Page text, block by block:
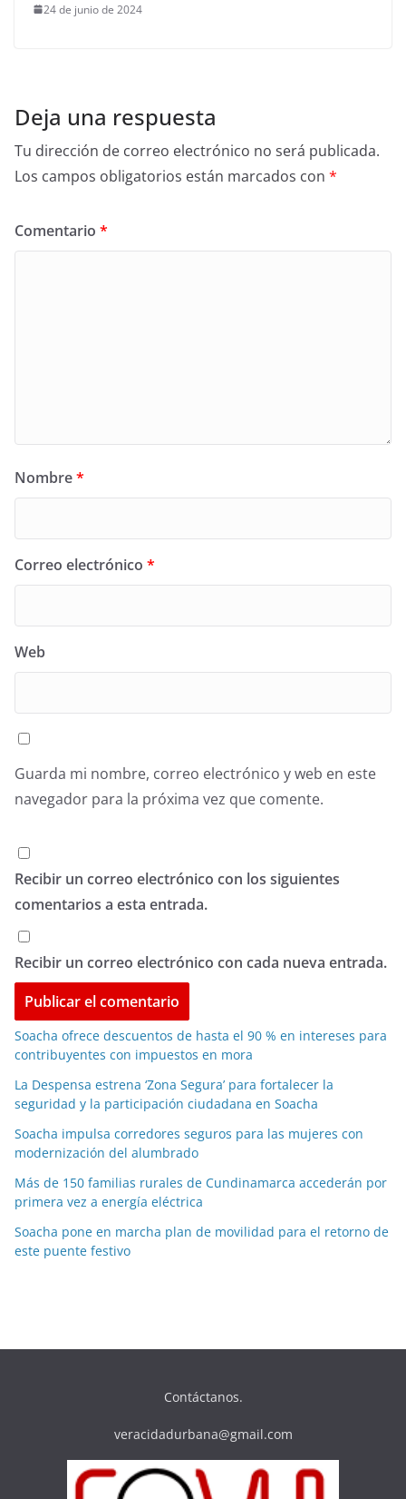
24 de junio de 2024
Deja una respuesta
Tu dirección de correo electrónico no será publicada.
Los campos obligatorios están marcados con *
Comentario *
Nombre*
Correo electrónico *
Web
Guarda mi nombre, correo electrónico y web en este
navegador para la próxima vez que comente.
Recibir un correo electrónico con los siguientes
comentarios a esta entrada.
Recibir un correo electrónico con cada nueva entrada.
Soacha ofrece descuentos de hasta el 90 % en intereses para
contribuyentes con impuestos en mora
La Despensa estrena ‘Zona Segura’ para fortalecer la
seguridad y la participación ciudadana en Soacha
Soacha impulsa corredores seguros para las mujeres con
modernización del alumbrado
Más de 150 familias rurales de Cundinamarca accederán por
primera vez a energía eléctrica
Soacha pone en marcha plan de movilidad para el retorno de
este puente festivo
Contáctanos.
veracidadurbana@gmail.com